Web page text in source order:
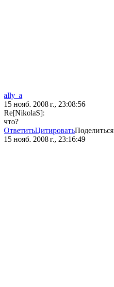
ally_a
15 нояб. 2008 г., 23:08:56
Re[NikolaS]:
что?
ОтветитьЦитироватьПоделиться
15 нояб. 2008 г., 23:16:49